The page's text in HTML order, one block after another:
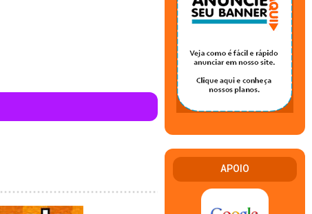
APOIO